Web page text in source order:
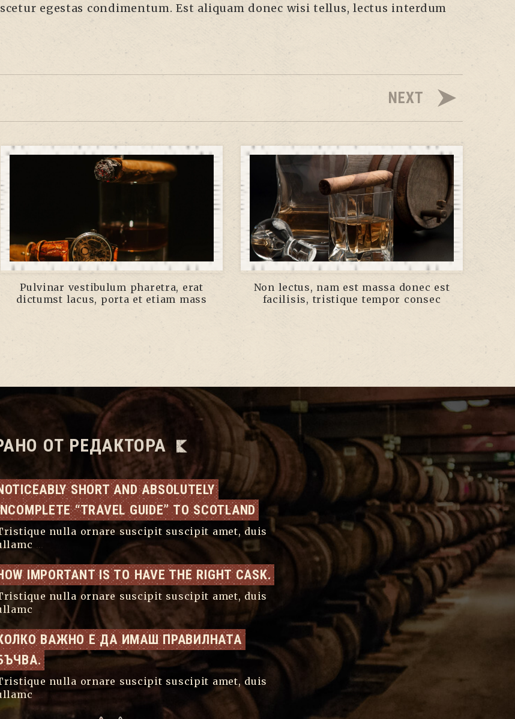
egestas condimentum. Est aliquam donec wisi tellus, lectus interdum
NEXT
Pulvinar vestibulum pharetra, erat
dictumst lacus, porta et etiam mass
Non lectus, nam est massa donec est
facilisis, tristique tempor consec
ОТ РЕДАКТОРА
SHORT AND ABSOLUTELY
“TRAVEL GUIDE” TO SCOTLAND
nulla ornare suscipit suscipit amet, duis
...
IMPORTANT IS TO HAVE THE RIGHT CASK.
nulla ornare suscipit suscipit amet, duis
ВАЖНО Е ДА ИМАШ ПРАВИЛНАТА
nulla ornare suscipit suscipit amet, duis
...
ТЕСТ ЗА ИСТИНСКИ УИСКИ
Tristique nulla ornare suscipit
ullamc ...
НОВА УИСКИ ГЕОГРАФИЯ
Tristique nulla ornare suscipit
ullamc ...
УИСКИ – ПРОИЗВОДСТВО
Tristique nulla ornare suscipit
ullamc...